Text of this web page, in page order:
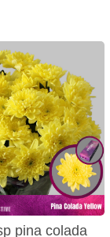
pina colada